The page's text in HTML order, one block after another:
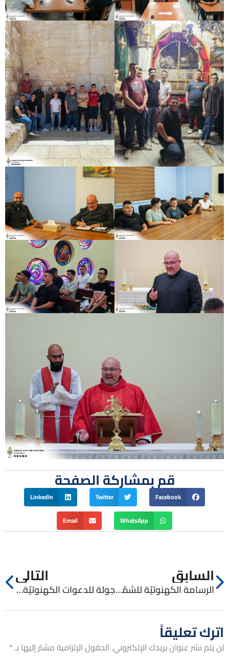
قم بمشاركة الصفحة
Facebook
Twitter
LinkedIn
WhatsApp
Email
السابق
الرسامة الكهنوتيّة للشمّاس الإنجيليّ باسل برانسي
التالي
جولة للدعوات الكهنوتيّة في الأردن
اترك تعليقاً
لن يتم نشر عنوان بريدك الإلكتروني. الحقول الإلزامية مشار إليها بـ*